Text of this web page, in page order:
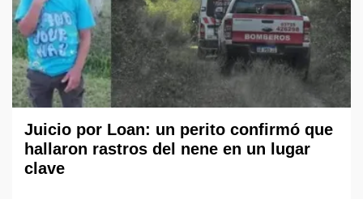
Juicio por Loan: un perito confirmó que
hallaron rastros del nene en un lugar
clave